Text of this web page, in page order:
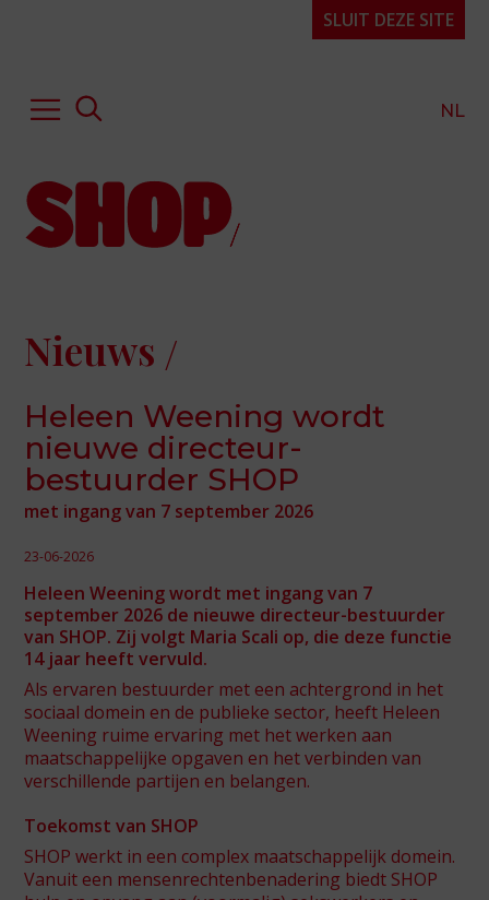
NL
SLUIT DEZE SITE
Hulp of advies
Kennis & expertise
Over SHOP
Projecten
Organisatie
FAQ
Contact
Spot46
SHOP Jeugd
De Gantel
SHOP Asia
Nieuws
Heleen Weening wordt
nieuwe directeur-
bestuurder SHOP
met ingang van 7 september 2026
23-06-2026
Heleen Weening wordt met ingang van 7
september 2026 de nieuwe directeur-bestuurder
van SHOP. Zij volgt Maria Scali op, die deze functie
14 jaar heeft vervuld.
Als ervaren bestuurder met een achtergrond in het
sociaal domein en de publieke sector, heeft Heleen
Weening ruime ervaring met het werken aan
maatschappelijke opgaven en het verbinden van
verschillende partijen en belangen.
Toekomst van SHOP
SHOP werkt in een complex maatschappelijk domein.
Vanuit een mensenrechtenbenadering biedt SHOP